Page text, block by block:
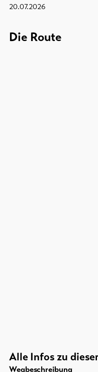
20.07.2026
Die Route
Alle Infos zu
Wegbeschreibung